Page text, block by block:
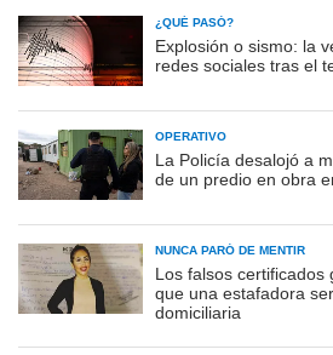
¿QUÉ PASÓ?
Explosión o sismo: la
redes sociales tras el
OPERATIVO
La Policía desalojó a
de un predio en obra
NUNCA PARÓ DE MENTIR
Los falsos certificados
que una estafadora
domiciliaria